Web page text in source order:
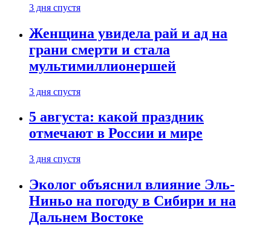
3 дня спустя
Женщина увидела рай и ад на
грани смерти и стала
мультимиллионершей
3 дня спустя
5 августа: какой праздник
отмечают в России и мире
3 дня спустя
Эколог объяснил влияние Эль-
Ниньо на погоду в Сибири и на
Дальнем Востоке